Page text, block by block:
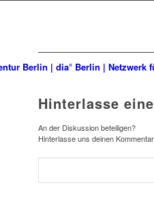
Hinterlasse
An der Diskussion beteiligen?
Hinterlasse uns deinen